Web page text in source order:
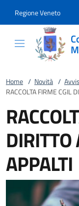
Regione Veneto
Home / Novità /
RACCOLTA FIRME CGIL
APPALTI